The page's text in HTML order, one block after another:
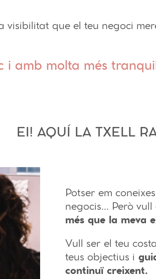
visibilitat que el teu negoci
amb molta més
EI! AQUÍ LA TXELL
Potser em
negocis… Però
més que la meva
Vull ser el teu
teus objectius i
continuï creixent.